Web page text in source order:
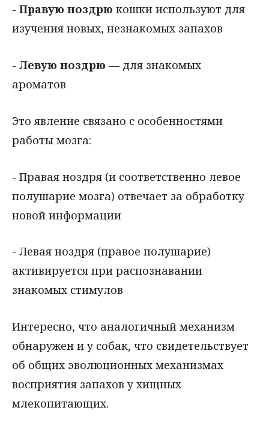
- Правую ноздрю кошки используют для
изучения новых, незнакомых запахов
- Левую ноздрю — для знакомых
ароматов
Это явление связано с особенностями
работы мозга:
- Правая ноздря (и соответственно левое
полушарие мозга) отвечает за обработку
новой информации
- Левая ноздря (правое полушарие)
активируется при распознавании
знакомых стимулов
Интересно, что аналогичный механизм
обнаружен и у собак, что свидетельствует
об общих эволюционных механизмах
восприятия запахов у хищных
млекопитающих.